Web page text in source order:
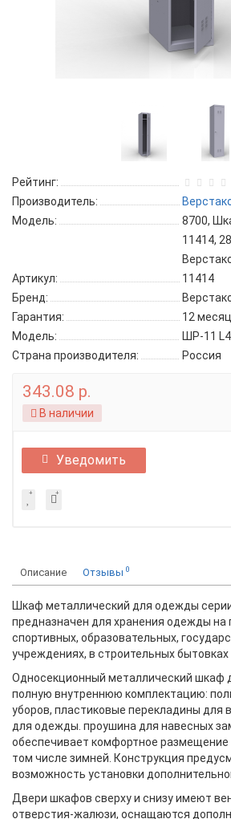
Рейтинг:
Производитель:
Модель:
8700,
11414,
Артикул:
11414
Бренд:
Гарантия:
12
Модель:
ШР-11
Страна производителя:
Россия
343.08 р.
В наличии
Уведомить
Описание Отзывы 0
Шкаф металлический для одежды
предназначен для хранения одежды на
спортивных, образовательных,
учреждениях, в строительных бытовках
Односекционный металлический шкаф
полную внутреннюю комплектацию:
уборов, пластиковые перекладины для
для одежды. проушина для навесных
обеспечивает комфортное
том числе зимней. Конструкция
возможность установки
Двери шкафов сверху и снизу имеют
отверстия-жалюзи, оснащаются